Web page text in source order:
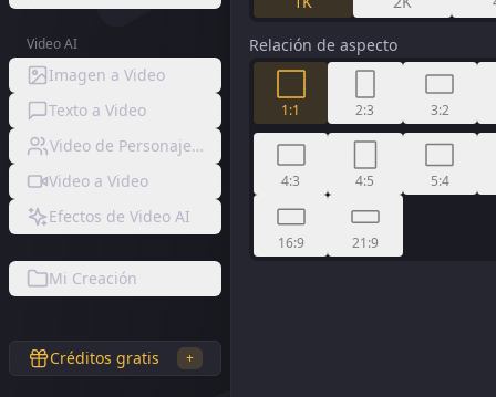
Video AI
Imagen a Video
Texto a Video
Video de Personaje Consistente
Video a Video
Efectos de Video AI
Mi Creación
Créditos gratis +
Relación de aspecto
1:1 2:3 3:2
4:3 4:5 5:4
16:9 21:9